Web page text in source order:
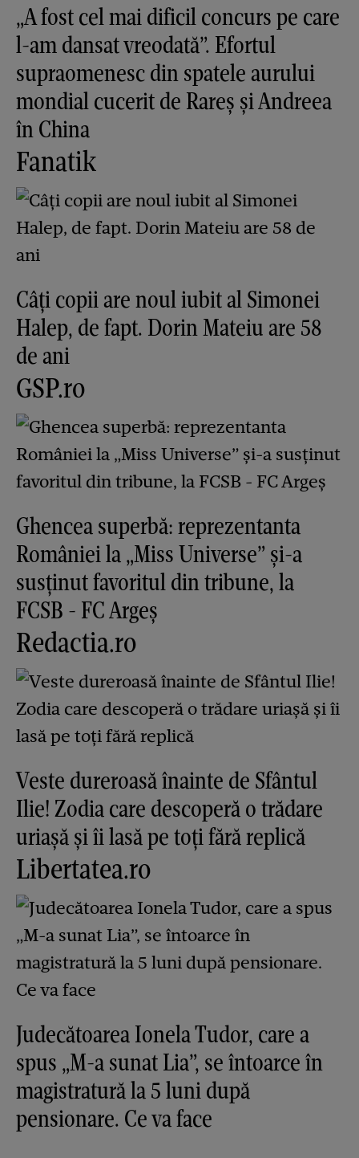
„A fost cel mai dificil concurs pe care
l-am dansat vreodată”. Efortul
supraomenesc din spatele aurului
mondial cucerit de Rareș și Andreea
în China
Fanatik
Câți copii are noul iubit al Simonei
Halep, de fapt. Dorin Mateiu are 58
de ani
GSP.ro
Ghencea superbă: reprezentanta
României la „Miss Universe” și-a
susținut favoritul din tribune, la
FCSB - FC Argeș
Redactia.ro
Veste dureroasă înainte de Sfântul
Ilie! Zodia care descoperă o trădare
uriașă și îi lasă pe toți fără replică
Libertatea.ro
Judecătoarea Ionela Tudor, care a
spus „M-a sunat Lia”, se întoarce în
magistratură la 5 luni după
pensionare. Ce va face